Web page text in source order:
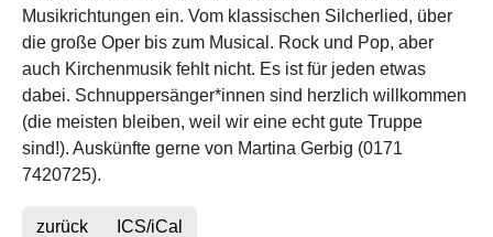
Musikrichtungen ein. Vom klassischen Silcherlied, über
die große Oper bis zum Musical. Rock und Pop, aber
auch Kirchenmusik fehlt nicht. Es ist für jeden etwas
dabei. Schnuppersänger*innen sind herzlich willkommen
(die meisten bleiben, weil wir eine echt gute Truppe
sind!). Auskünfte gerne von Martina Gerbig (0171
7420725).
zurück ICS/iCal